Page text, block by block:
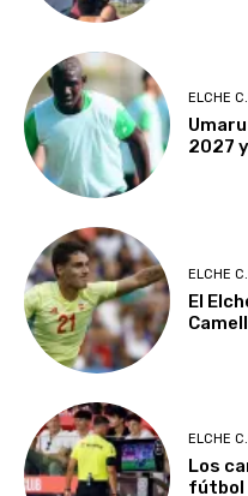
ELCHE
2027
ELCHE
El
ELCHE
Los
fútbol